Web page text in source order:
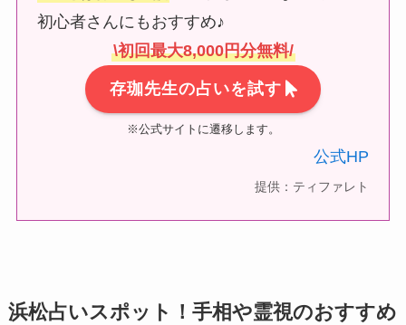
初心者さんにもおすすめ♪
\初回最大8,000円分無料/
存珈先生の占いを試す
※公式サイトに遷移します。
公式HP
提供：ティファレト
浜松占いスポット！手相や霊視のおすすめ